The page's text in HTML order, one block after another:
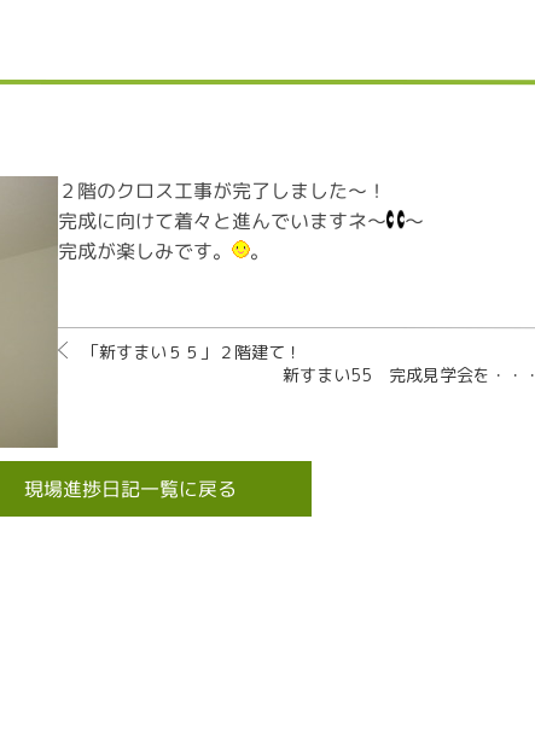
２階のクロス工事が完了しました～！
完成に向けて着々と進んでいますネ～
～
完成が楽しみです。 。
「新すまい５５」２階建て！
新すまい55 完成見学会を・・・
現場進捗日記一覧に戻る